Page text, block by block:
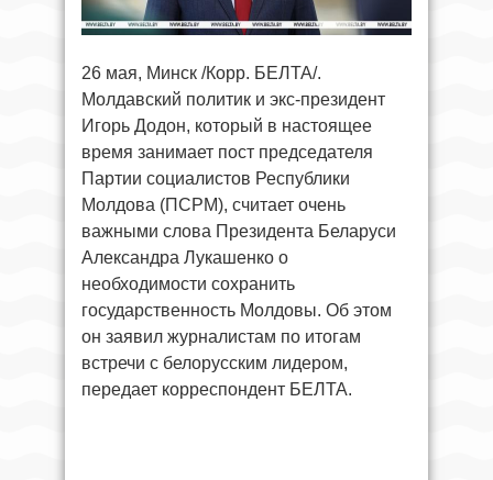
26 мая, Минск /Корр. БЕЛТА/.
Молдавский политик и экс-президент
Игорь Додон, который в настоящее
время занимает пост председателя
Партии социалистов Республики
Молдова (ПСРМ), считает очень
важными слова Президента Беларуси
Александра Лукашенко о
необходимости сохранить
государственность Молдовы. Об этом
он заявил журналистам по итогам
встречи с белорусским лидером,
передает корреспондент БЕЛТА.